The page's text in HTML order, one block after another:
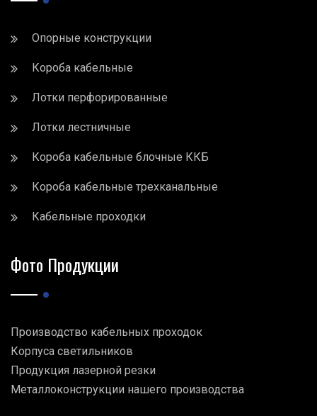
Опорные конструкции
Короба кабельные
Лотки перфорированные
Лотки лестничные
Короба кабельные блочные ККБ
Короба кабельные трехканальные
Кабельные проходки
Фото Продукции
Производство кабельных проходок
Корпуса светильников
Продукция лазерной резки
Металлоконструкции нашего производства